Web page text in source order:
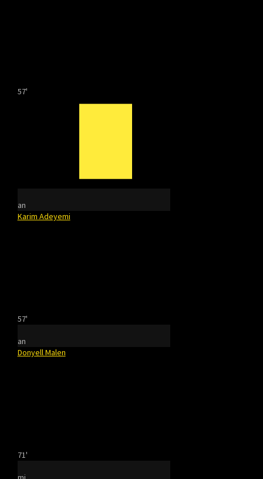
57'
an
Karim Adeyemi
57'
an
Donyell Malen
71'